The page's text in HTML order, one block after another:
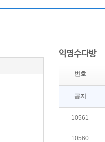
익명수다방
번호
공지
10561
10560